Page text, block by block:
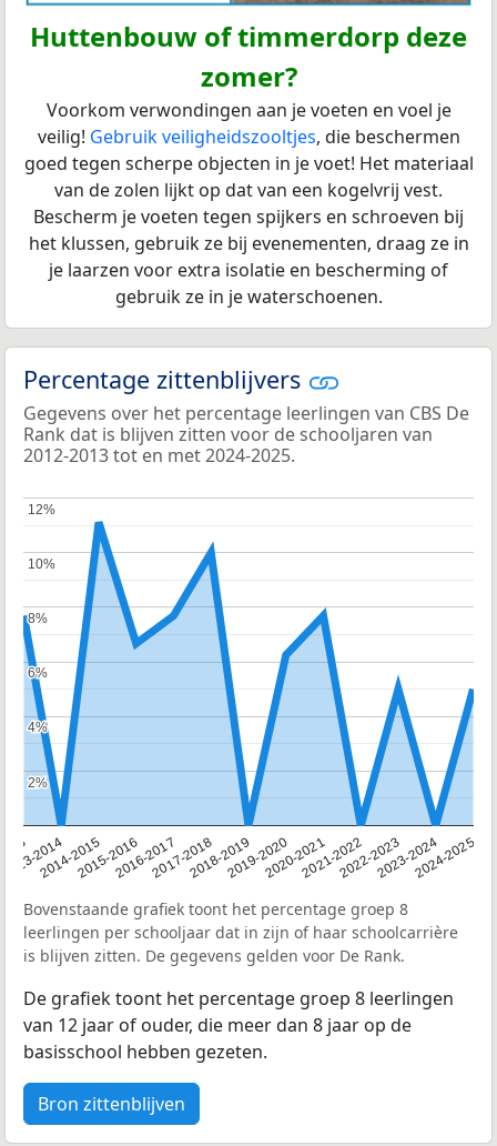
Huttenbouw of timmerdorp deze
zomer?
Voorkom verwondingen aan je voeten en voel je
veilig! Gebruik veiligheidszooltjes, die beschermen
goed tegen scherpe objecten in je voet! Het materiaal
van de zolen lijkt op dat van een kogelvrij vest.
Bescherm je voeten tegen spijkers en schroeven bij
het klussen, gebruik ze bij evenementen, draag ze in
je laarzen voor extra isolatie en bescherming of
gebruik ze in je waterschoenen.
Percentage zittenblijvers
Gegevens over het percentage leerlingen van CBS De
Rank dat is blijven zitten voor de schooljaren van
2012-2013 tot en met 2024-2025.
2013-20142014-20152015-20162016-20172017-20182018-20192019-20202020-20212021-20222022-20232023-20242024-2025
2%
2%
4%
4%
6%
6%
8%
8%
10%
10%
12%
12%
Bovenstaande grafiek toont het percentage groep 8
leerlingen per schooljaar dat in zijn of haar schoolcarrière
is blijven zitten. De gegevens gelden voor De Rank.
De grafiek toont het percentage groep 8 leerlingen
van 12 jaar of ouder, die meer dan 8 jaar op de
basisschool hebben gezeten.
Bron zittenblijven